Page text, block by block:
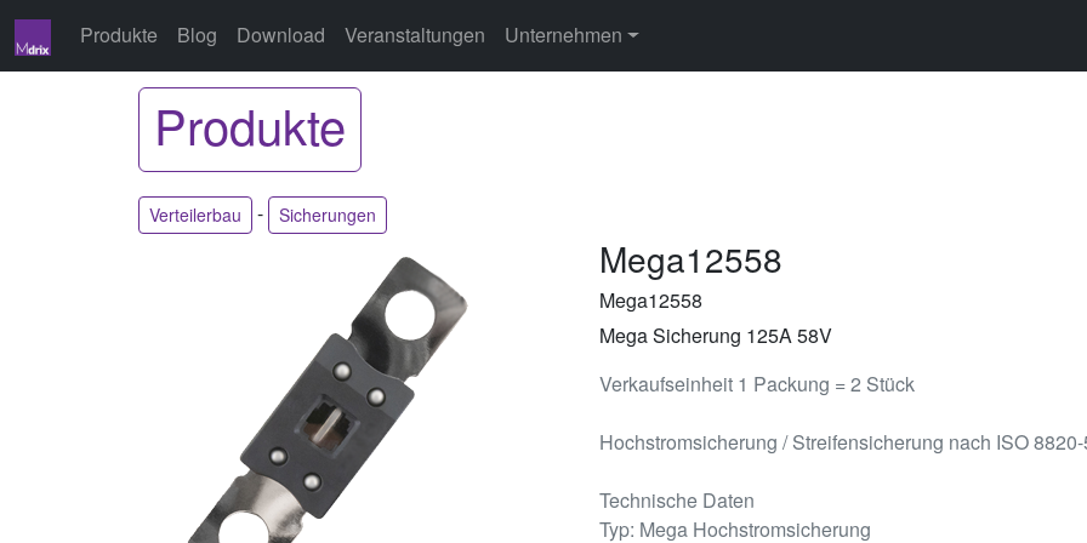
Produkte Blog Download Veranstaltungen Unternehmen
Produkte
Verteilerbau - Sicherungen
Mega12558
Mega12558
Mega Sicherung 125A 58V
Verkaufseinheit 1 Packung = 2 Stück
Hochstromsicherung / Streifensicherung nach ISO
Technische Daten
Typ: Mega Hochstromsicherung